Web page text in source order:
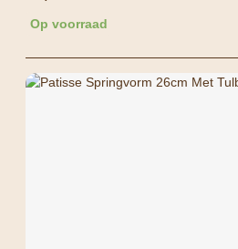
Op voorraad